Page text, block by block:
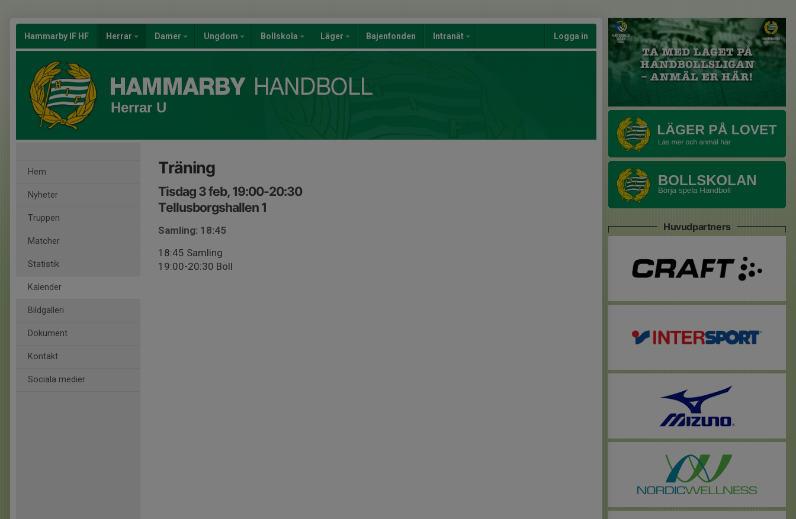
Hammarby IF HF Herrar Damer Ungdom Bollskola Läger Bajenfonden Intranät Logga in
Herrar U
Hem
Nyheter
Truppen
Matcher
Statistik
Kalender
Bildgalleri
Dokument
Kontakt
Sociala medier
Träning
Tisdag 3 feb, 19:00-20:30
Tellusborgshallen 1
Samling: 18:45
18:45 Samling
19:00-20:30 Boll
Huvudpartners